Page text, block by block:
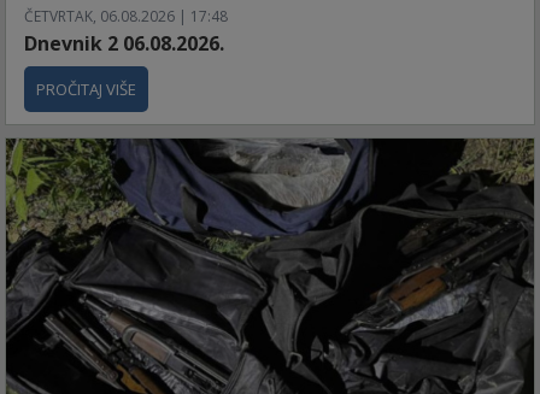
ČETVRTAK, 06.08.2026 | 17:48
Dnevnik 2 06.08.2026.
PROČITAJ VIŠE